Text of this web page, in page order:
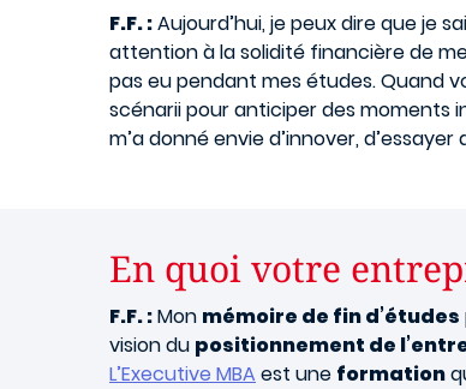
F.F. :Aujourd’hui, je peux dire que je
attention à la solidité financière de
pas eu pendant mes études. Quand
scénarii pour anticiper des moments
m’a donné envie d’innover,
En quoi votre
F.F. :Mon mémoire de fin d’études
vision du positionnement de
L’Executive MBA est une formation